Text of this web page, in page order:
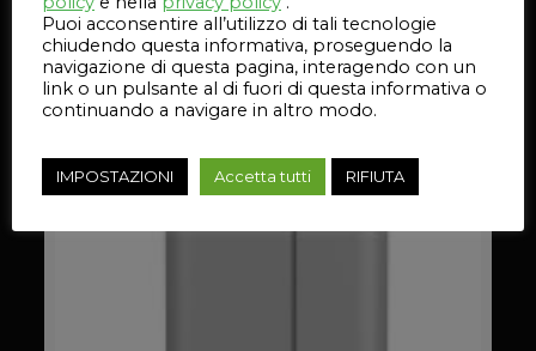
Puoi acconsentire all’utilizzo di tali tecnologie
chiudendo questa informativa, proseguendo la
navigazione di questa pagina, interagendo con un
link o un pulsante al di fuori di questa informativa o
continuando a navigare in altro modo.
IMPOSTAZIONI Accetta tutti RIFIUTA